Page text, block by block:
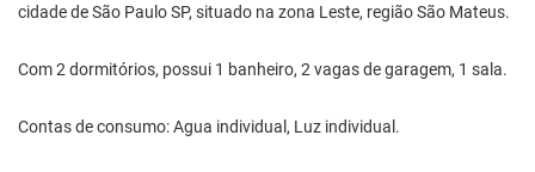
cidade de São Paulo SP, situado na zona Leste, região São Mateus.
Com 2 dormitórios, possui 1 banheiro, 2 vagas de garagem, 1 sala.
Contas de consumo: Agua individual, Luz individual.